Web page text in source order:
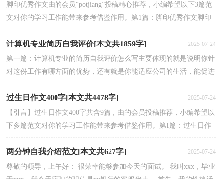
脚印优秀作文由的会员“potjiang”投稿精心推荐，小编希望以下3篇范
文对你的学习工作能带来参考借鉴作用。第1篇：脚印优秀作文脚印
计算机专业简历自我评价[本文共1859字] 2025-07-24
第一篇：计算机专业的简历自我评价怎么写主要体现的就是说明你针
对这份工作有哪方面的优势，还有就是你能适应公司的生活，能促进
过生日作文400字[本文共4478字] 2025-07-24
【引言】过生日作文400字共含9篇，由的会员投稿推荐，小编希望以
下多篇范文对你的学习工作能带来参考借鉴作用。第1篇：过生日作
两分钟自我介绍范文[本文共627字] 2025-07-24
尊敬的领导，上午好： 很荣幸能够参加今天的面试。 我叫xxx，毕业